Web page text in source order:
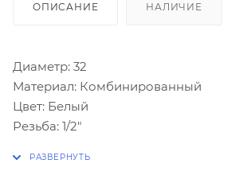
ОПИСАНИЕ НАЛИЧИЕ
Диаметр: 32
Материал: Комбинированный
Цвет: Белый
Резьба: 1/2"